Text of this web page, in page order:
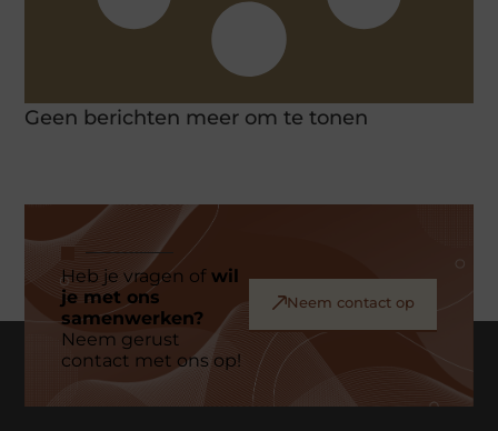
Geen berichten meer om te tonen
Heb je vragen ofwil
je met ons
samenwerken?
Neem gerust
contact met ons op!
Neem contact op